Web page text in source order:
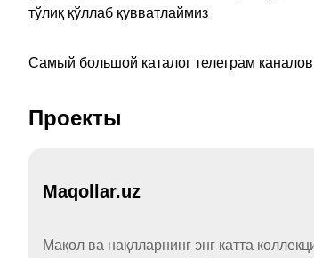
тўлиқ қўллаб қувватлаймиз
Самый большой каталог телеграм
Проекты
Maqollar.uz
Мақол ва нақлларнинг энг катта